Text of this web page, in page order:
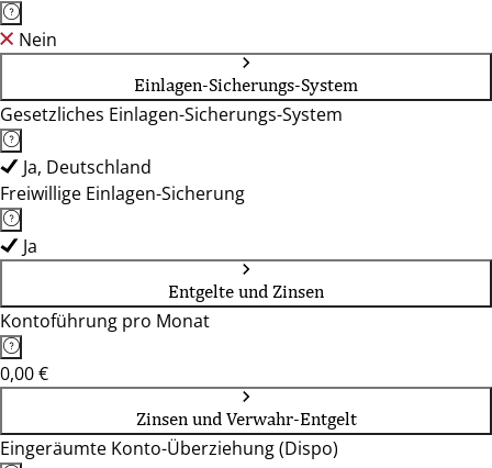
Nein
Einlagen-Sicherungs-System
Gesetzliches Einlagen-Sicherungs-System
Ja, Deutschland
Freiwillige Einlagen-Sicherung
Ja
Entgelte und Zinsen
Kontoführung pro Monat
0,00 €
Zinsen und Verwahr-Entgelt
Eingeräumte Konto-Überziehung (Dispo)